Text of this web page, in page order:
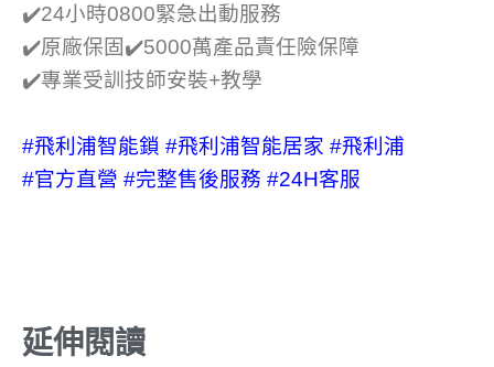
✔️24小時0800緊急出動服務
✔️原廠保固✔️5000萬產品責任險保障
✔️專業受訓技師安裝+教學
#飛利浦智能鎖 #飛利浦智能居家 #飛利浦
#官方直營 #完整售後服務 #24H客服
延伸閱讀